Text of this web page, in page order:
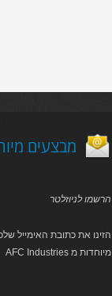
!מבצעים
הרשמו לניוזלטר
הזינו את כתובת האימייל
AFC Industries מיוחדות מ